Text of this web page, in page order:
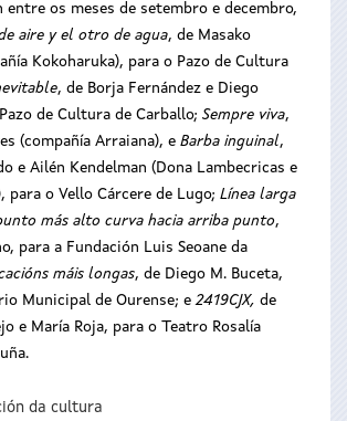
entre os meses de setembro e decembro,
aire y el otro de agua, de Masako
Kokoharuka), para o Pazo de Cultura
, de Borja Fernández e Diego
de Cultura de Carballo; Sempre viva,
(compañía Arraiana), e Barba inguinal,
e Ailén Kendelman (Dona Lambecricas e
para o Vello Cárcere de Lugo; Línea larga
más alto curva hacia arriba punto,
para a Fundación Luis Seoane da
máis longas, de Diego M. Buceta,
Municipal de Ourense; e2419CJX, de
e María Roja, para o Teatro Rosalía
da cultura